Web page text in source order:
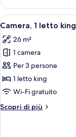
Twin)
Deluxe,
letti
(Deluxe
Twin)
Apri
tutte
le
foto
per
Camera,
1
king,
6
Camera, 1 letto
26 m²
1 camera
Per 3 persone
1 letto king
Wi-Fi gratuito
Scopri di più
Altri